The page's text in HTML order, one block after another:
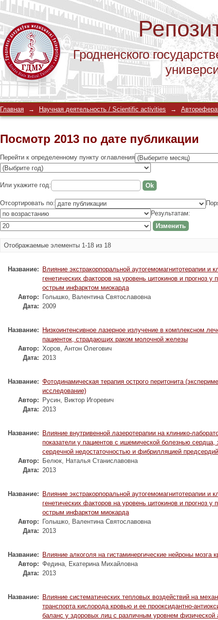
Гродненского
Посмотр 2013 по дате публикации
Главная → Научная деятельность / Scientific activities →
Посмотр 2013 по дате публикации
Перейти к определенному пункту оглавления
Или укажите год:
Отсортировать по:
Результатам:
Отображаемые элементы 1-18 из 18
Название:
Влияние экстракорпоральной аутогемомагнитотерапии и
генетических факторов на уровень цитокинов и прогноз у
острым инфарктом миокарда
Автор:
Голышко, Валентина Святославовна
Дата: 2009
Название:
Низкоинтенсивное лазерное излучение в комплексном
пациенток, страдающих раком молочной железы
Автор: Хоров, Антон Олегович
Дата: 2013
Название: Фотодинамическая терапия острого перитонита
исследование)
Автор:
Русин, Виктор Игоревич
Дата: 2013
Название:
Влияние внутривенной лазеротерапии на клинико-
показатели у пациентов с ишемической болезнью сердца,
сердечной недостаточностью и фибрилляцией предсердий
Автор:
Белюк, Наталья Станиславовна
Дата: 2013
Название:
Влияние экстракорпоральной аутогемомагнитотерапии и
генетических факторов на уровень цитокинов и прогноз у
острым инфарктом миокарда
Автор:
Голышко, Валентина Святославовна
Дата: 2013
Название:
Влияние алкоголя на гистаминергические нейроны мозга
Автор: Федина, Екатерина Михайловна
Дата: 2013
Название:
Влияние систематических тепловых воздействий на
транспорта кислорода кровью и ее прооксидантно-
баланс у здоровых лиц с различным уровнем физической